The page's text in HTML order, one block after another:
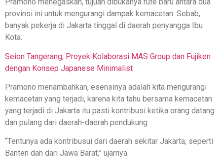
provinsi ini untuk mengurangi dampak kemacetan. Sebab,
banyak pekerja di Jakarta tinggal di daerah penyangga Ibu
Kota.
Seion Tangerang, Proyek Kolaborasi MAS Group dan Fujiken
dengan Konsep Japanese Minimalist
Pramono menambahkan, esensinya adalah kita mengurangi
kemacetan yang terjadi, karena kita tahu bersama kemacetan
yang terjadi di Jakarta itu pasti kontribusi ketika orang datang
dan pulang dari daerah-daerah pendukung.
“Tentunya ada kontribusui dari daerah sekitar Jakarta, seperti
Banten dan dari Jawa Barat,” ujarnya.